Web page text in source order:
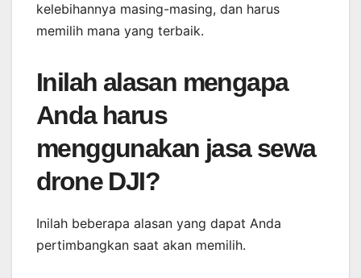
kelebihannya masing-masing, dan harus
memilih mana yang terbaik.
Inilah alasan mengapa
Anda harus
menggunakan jasa sewa
drone DJI?
Inilah beberapa alasan yang dapat Anda
pertimbangkan saat akan memilih.